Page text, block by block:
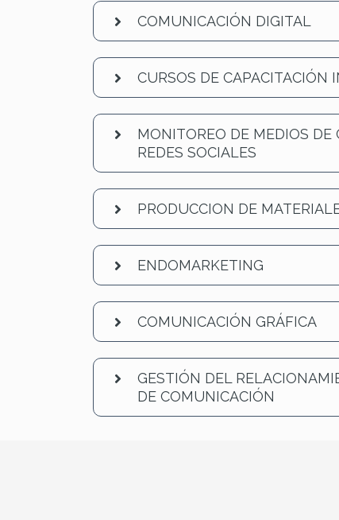
COMUNICACIÓN DIGITAL
CURSOS DE CAPACITACIÓN
MONITOREO DE MEDIOS DE
REDES SOCIALES
PRODUCCION DE
ENDOMARKETING
COMUNICACIÓN GRÁFICA
GESTIÓN DEL
DE COMUNICACIÓN